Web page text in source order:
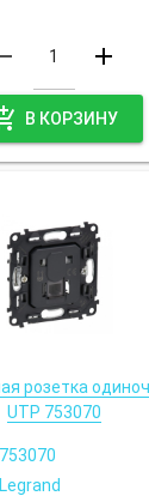
add
В КОРЗИНУ
розетка
UTP 753070
753070
Legrand